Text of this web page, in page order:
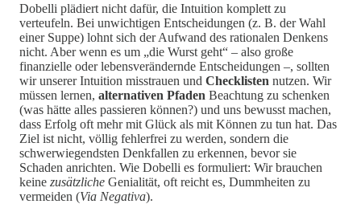
Dobelli plädiert nicht dafür, die Intuition komplett zu
verteufeln. Bei unwichtigen Entscheidungen (z. B. der Wahl
einer Suppe) lohnt sich der Aufwand des rationalen Denkens
nicht. Aber wenn es um „die Wurst geht“ – also große
finanzielle oder lebensverändernde Entscheidungen –, sollten
wir unserer Intuition misstrauen und Checklisten nutzen. Wir
müssen lernen, alternativen Pfaden Beachtung zu schenken
(was hätte alles passieren können?) und uns bewusst machen,
dass Erfolg oft mehr mit Glück als mit Können zu tun hat. Das
Ziel ist nicht, völlig fehlerfrei zu werden, sondern die
schwerwiegendsten Denkfallen zu erkennen, bevor sie
Schaden anrichten. Wie Dobelli es formuliert: Wir brauchen
keine zusätzliche Genialität, oft reicht es, Dummheiten zu
vermeiden (Via Negativa).